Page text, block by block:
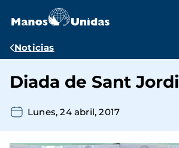
contenido
Ruta
navegación
Noticias
Diada de Sant Jordi
Lunes, 24 abril, 2017